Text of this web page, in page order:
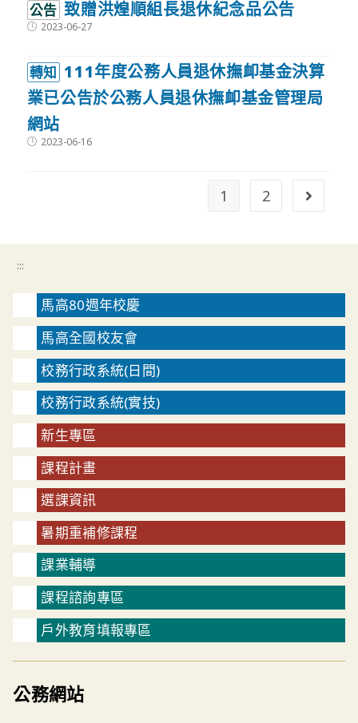
公告 致贈洪煌順組長退休紀念品公告
Post2023-06-27
轉知 111年度公務人員退休撫卹基金決算
業已公告於公務人員退休撫卹基金管理局
網站
Post2023-06-16
1 2 Go to
:::
馬高80週年校慶
馬高全國校友會
校務行政系統(日間)
校務行政系統(實技)
新生專區
課程計畫
選課資訊
暑期重補修課程
課業輔導
課程諮詢專區
戶外教育填報專區
公務網站